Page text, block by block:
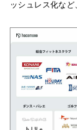
ッシュレス化など